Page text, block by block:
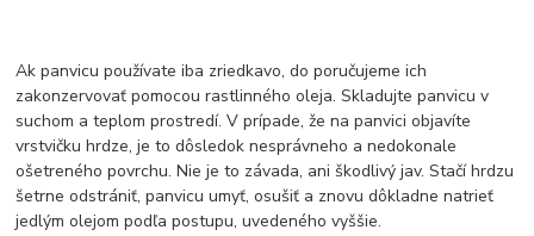
Ak panvicu používate iba zriedkavo, do poručujeme ich
zakonzervovať pomocou rastlinného oleja. Skladujte panvicu v
suchom a teplom prostredí. V prípade, že na panvici objavíte
vrstvičku hrdze, je to dôsledok nesprávneho a nedokonale
ošetreného povrchu. Nie je to závada, ani škodlivý jav. Stačí hrdzu
šetrne odstrániť, panvicu umyť, osušiť a znovu dôkladne natrieť
jedlým olejom podľa postupu, uvedeného vyššie.